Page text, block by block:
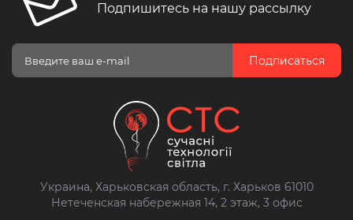
Подпишитесь на нашу рассылку
Подписаться
Украина, Харьковская область, г. Харьков 61010
Нетеченская набережная 14, 2 этаж, 3 офис